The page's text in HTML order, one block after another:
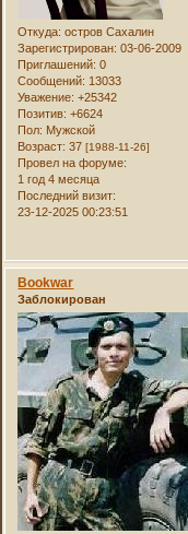
Откуда: остров Сахалин
Зарегистрирован: 03-06-2009
Приглашений: 0
Сообщений: 13033
Уважение: +25342
Позитив: +6624
Пол: Мужской
Возраст: 37[1988-11-26]
Провел на форуме:
1 год 4 месяца
Последний визит:
23-12-2025 00:23:51
Bookwar
Заблокирован